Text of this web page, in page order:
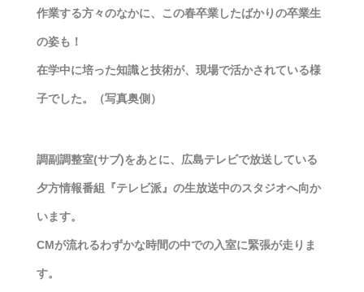
作業する方々のなかに、この春卒業したばかりの卒業生
の姿も！
在学中に培った知識と技術が、現場で活かされている様
子でした。（写真奥側）
調副調整室(サブ)をあとに、広島テレビで放送している
夕方情報番組『テレビ派』の生放送中のスタジオへ向か
います。
CMが流れるわずかな時間の中での入室に緊張が走りま
す。